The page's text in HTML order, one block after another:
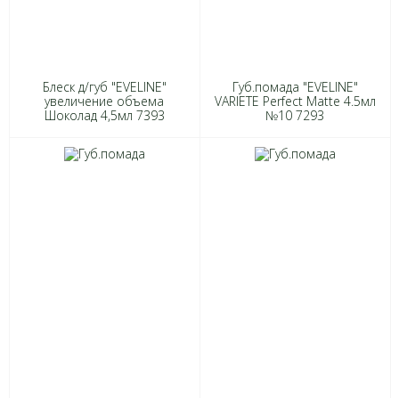
Блеск д/губ "EVELINE"
увеличение объема
Шоколад 4,5мл 7393
Губ.помада "EVELINE"
VARIETE Perfect Matte 4.5мл
№10 7293